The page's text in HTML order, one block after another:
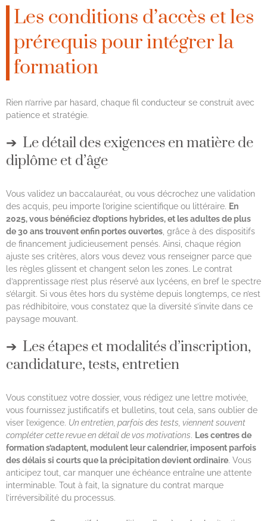
Les conditions d’accès et les
prérequis pour intégrer la
formation
Rien n’arrive par hasard, chaque fil conducteur se construit avec
patience et stratégie.
Le détail des exigences en matière de
diplôme et d’âge
Vous validez un baccalauréat, ou vous décrochez une validation
des acquis, peu importe l’origine scientifique ou littéraire. En
2025, vous bénéficiez d’options hybrides, et les adultes de plus
de 30 ans trouvent enfin portes ouvertes , grâce à des dispositifs
de financement judicieusement pensés. Ainsi, chaque région
ajuste ses critères, alors vous devez vous renseigner parce que
les règles glissent et changent selon les zones. Le contrat
d’apprentissage n’est plus réservé aux lycéens, en bref le spectre
s’élargit. Si vous êtes hors du système depuis longtemps, ce n’est
pas rédhibitoire, vous constatez que la diversité s’invite dans ce
paysage mouvant.
Les étapes et modalités d’inscription,
candidature, tests, entretien
Vous constituez votre dossier, vous rédigez une lettre motivée,
vous fournissez justificatifs et bulletins, tout cela, sans oublier de
viser l’exigence. Un entretien, parfois des tests, viennent souvent
compléter cette revue en détail de vos motivations. Les centres de
formation s’adaptent, modulent leur calendrier, imposent parfois
des délais si courts que la précipitation devient ordinaire. Vous
anticipez tout, car manquer une échéance entraîne une attente
interminable. Tout à fait, la signature du contrat marque
l’irréversibilité du processus.